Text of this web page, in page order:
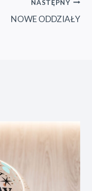
NASTĘPNY
NOWE ODDZIAŁY